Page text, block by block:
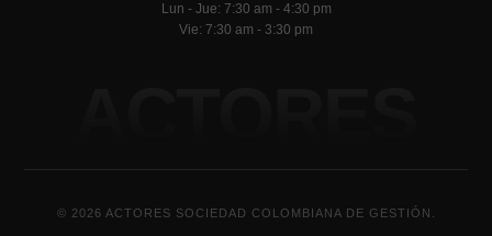
Lun - Jue: 7:30 am - 4:30 pm
Vie: 7:30 am - 3:30 pm
© 2026 ACTORES SOCIEDAD COLOMBIANA DE GESTIÓN.